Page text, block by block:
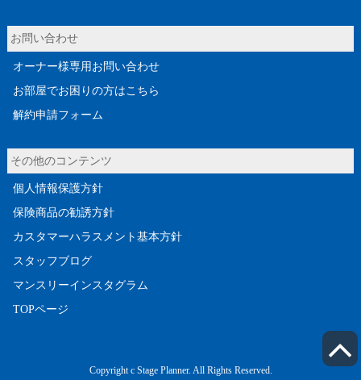
お問い合わせ
オーナー様専用お問い合わせ
お部屋でお困りの方はこちら
解約申請フォーム
その他のコンテンツ
個人情報保護方針
保険商品の勧誘方針
カスタマーハラスメント基本方針
スタッフブログ
マンスリーインスタグラム
TOPページ
Copyright c Stage Planner. All Rights Reserved.